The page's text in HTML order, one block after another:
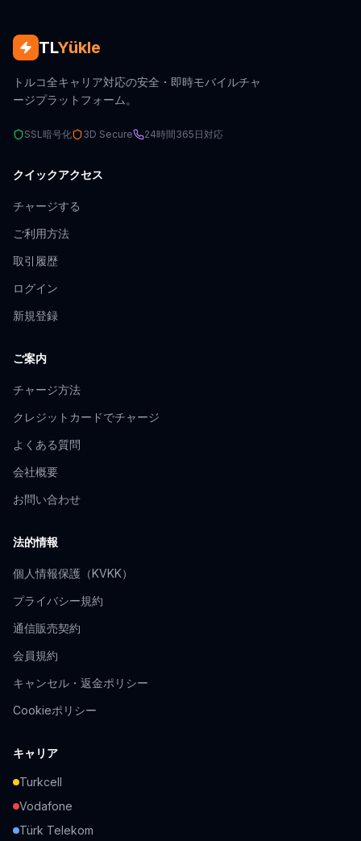
TLYükle
トルコ全キャリア対応の安全・即時モバイルチャ
ージプラットフォーム。
SSL暗号化 3D Secure 24時間365日対応
クイックアクセス
チャージする
ご利用方法
取引履歴
ログイン
新規登録
ご案内
チャージ方法
クレジットカードでチャージ
よくある質問
会社概要
お問い合わせ
法的情報
個人情報保護（KVKK）
プライバシー規約
通信販売契約
会員規約
キャンセル・返金ポリシー
Cookieポリシー
キャリア
Turkcell
Vodafone
Türk Telekom